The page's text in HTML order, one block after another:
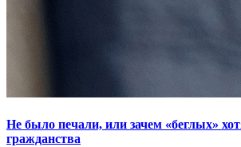
Не было печали, или зачем «беглых»
гражданства